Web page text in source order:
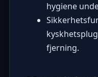
hygiene
fjerning.